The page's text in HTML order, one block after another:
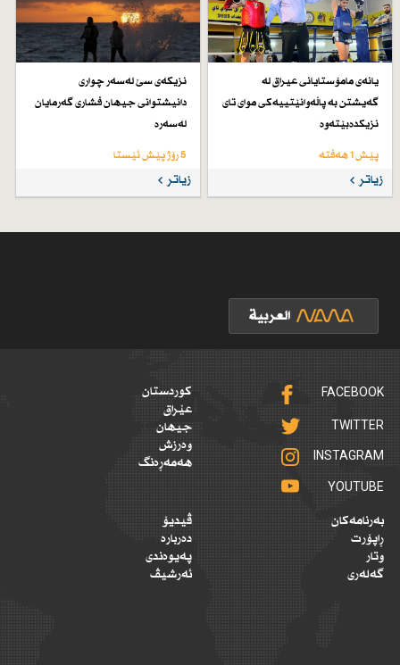
یانەی مامۆستایانی عیراق لە
گەیشتن بە پاڵەوانێتییەكی موای تای
نزیكدەبێتەوە
پێش 1 هەفتە
زیاتر
نزیكەی سێ لەسەر چواری
دانیشتوانی جیهان فشاری گەرمایان
لەسەرە
5 رۆژ پێش ئێستا
زیاتر
FACEBOOK
TWITTER
INSTAGRAM
YOUTUBE
کوردستان
عێراق
جیهان
وەرزش
هەمەڕەنگ
بەرنامەکان
ڕاپۆرت
وتار
گەلەری
ڤیدیۆ
دەربارە
پەیوەندی
ئەرشیڤ